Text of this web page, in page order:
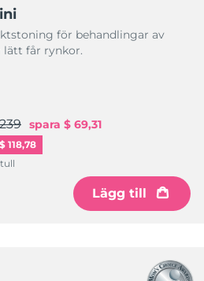
för behandlingar av
lätt får rynkor.
spara $ 69,31
118,78
Lägg till
devices
eye massagers
pore care essentials
hair
Whitening Gel
Man